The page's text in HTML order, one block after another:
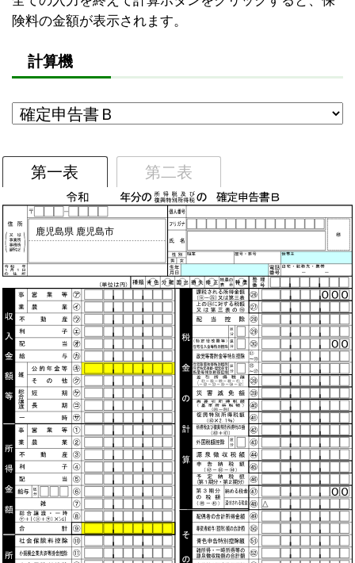
険料の金額が表示されます。
計算機